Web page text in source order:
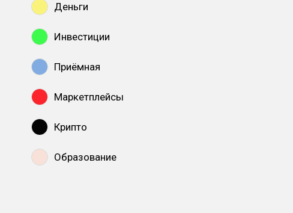
Деньги
Инвестиции
Приёмная
Маркетплейсы
Крипто
Образование